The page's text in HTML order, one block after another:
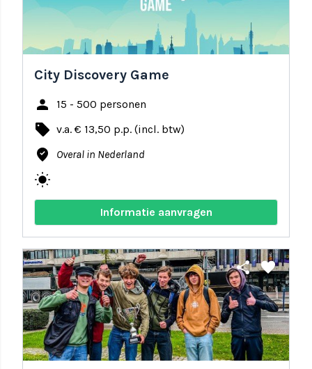
City Discovery Game
person 15 - 500 personen
local_offer v.a. € 13,50 p.p. (incl. btw)
where_to_vote Overal in Nederland
wb_sunny
Informatie aanvragen
share favorite